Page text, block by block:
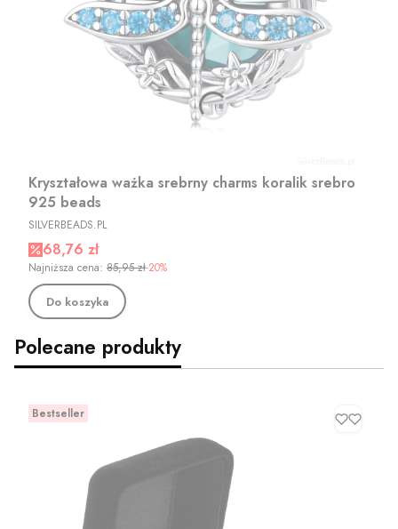
Kryształowa ważka srebrny charms koralik srebro
925 beads
PRODUCENT
SILVERBEADS.PL
Cena promocyjna
68,76 zł
Najniższa cena: 85,95 zł-20%
Do koszyka
Polecane produkty
Bestseller